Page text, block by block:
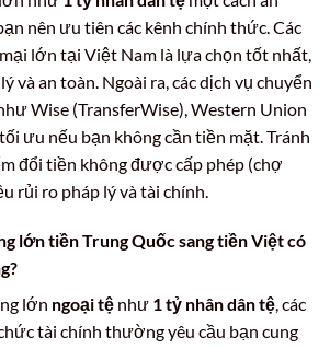
nên ưu tiên các kênh chính thức. Các
lớn tại Việt Nam là lựa chọn tốt nhất,
và an toàn. Ngoài ra, các dịch vụ chuyển
Wise (TransferWise), Western Union
ưu nếu bạn không cần tiền mặt. Tránh
đổi tiền không được cấp phép (chợ
rủi ro pháp lý và tài chính.
lớn tiền Trung Quốc sang tiền Việt có
lớn ngoại tệ như 1 tỷ nhân dân tệ, các
tài chính thường yêu cầu bạn cung